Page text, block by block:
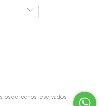
los derechos reservados.